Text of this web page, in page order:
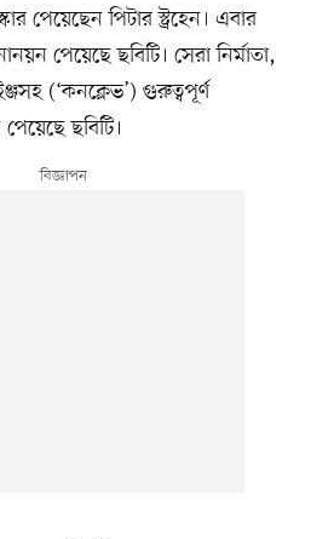
পেয়েছেন পিটার স্ট্রহেন। এবার
পেয়েছে ছবিটি। সেরা নির্মাতা,
(‘কনক্লেভ’) গুরুত্বপূর্ণ
ছবিটি।